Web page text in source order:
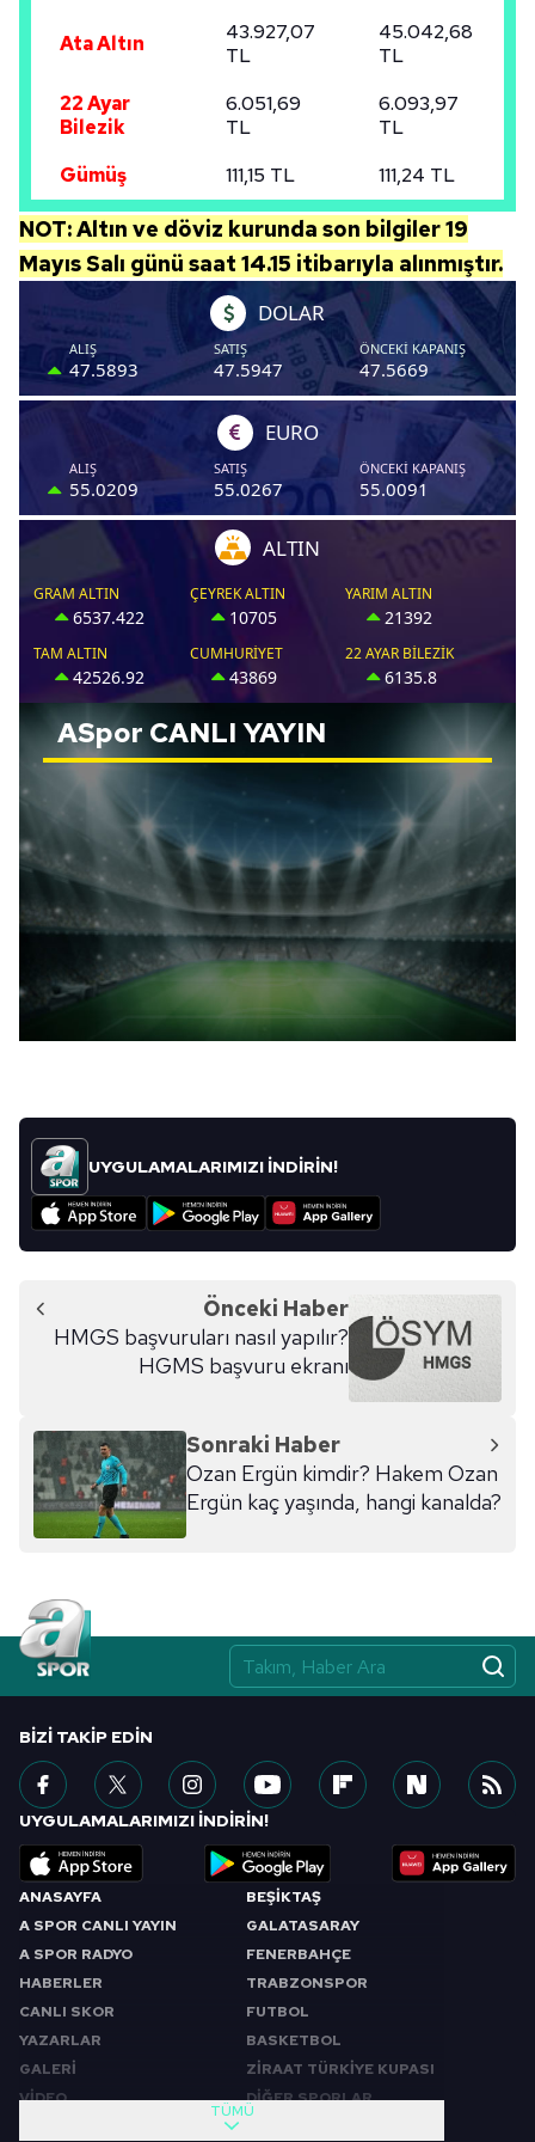
kullanılmaktadır. Bu çerezler vasıtasıyla çeşitli kişisel
toplumu hizmetlerinin sunulması amacıyla
kullanılmaktadır. Diğer çerezler, sitemizin daha işlevsel
reklam/pazarlama faaliyetlerinin yapılması, amaçlarıyla
sınırlı olarak açık rızanız dahilinde kullanılacaktır.
Çerezlere ilişkin tercihlerinizi aşağıda yer alan panel
vasıtasıyla belirleyebilirsiniz. Çerezlere ilişkin detaylı bilgi
için Ayarlar butonuna tıklayabilir,Çerez Bilgilendirme
Metnimiziziyaret edebilirsiniz.
6698 sayılı Kişisel Verilerin Korunması Kanunu uyarınca
hazırlanmış Aydınlatma Metnimizi okumak ve sitemizde
ilgili mevzuata uygun olarak kullanılan çerezlerle ilgili bilgi
Ata Altın
43.927,07
TL
45.042,68
TL
22 Ayar
Bilezik
6.051,69
TL
6.093,97
TL
Gümüş
111,15 TL 111,24 TL
NOT: Altın ve döviz kurunda son bilgiler 19
Mayıs Salı günü saat 14.15 itibarıyla alınmıştır.
ASpor CANLI YAYIN
UYGULAMALARIMIZI İNDİRİN!
Önceki Haber
HMGS başvuruları nasıl yapılır?
HGMS başvuru ekranı
Sonraki Haber
Ozan Ergün kimdir? Hakem Ozan
Ergün kaç yaşında, hangi kanalda?
ANASAYFA
A SPOR CANLI YAYIN
A SPOR RADYO
HABERLER
CANLI SKOR
YAZARLAR
GALERİ
VİDEO
BEŞİKTAŞ
GALATASARAY
FENERBAHÇE
TRABZONSPOR
FUTBOL
BASKETBOL
ZİRAAT TÜRKİYE KUPASI
DİĞER SPORLAR
TÜMÜ
BIZI TAKIP EDIN
UYGULAMALARIMIZI İNDİRİN!